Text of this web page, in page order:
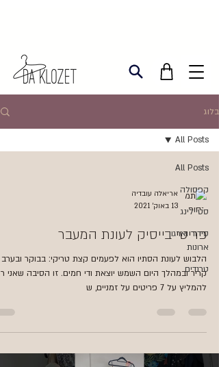
בלוג
All Posts
קפסולה
סטיילינג
סידור וארגון
ארונות
טרנדים
All Posts
אריאלה עובדיה
13 באוק׳ 2021
פריטי בייסיק לעונת המעבר
הלבוש לעונת הסתיו הוא לפעמים קצת טריקי: בבוקר ובערב
קריר ובמהלך היום השמש יוצאת ודי חמים. זו הסיבה שאני
להמליץ על 7 פריטים על זמניים, ש